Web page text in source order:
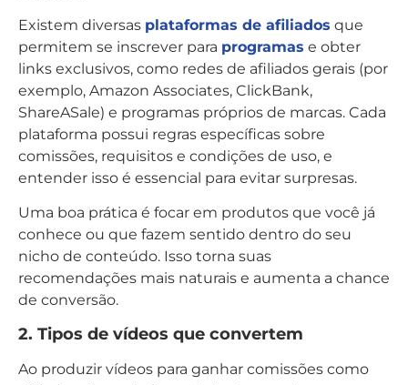
Existem diversas plataformas de afiliados que
permitem se inscrever para programas e obter
links exclusivos, como redes de afiliados gerais (por
exemplo, Amazon Associates, ClickBank,
ShareASale) e programas próprios de marcas. Cada
plataforma possui regras específicas sobre
comissões, requisitos e condições de uso, e
entender isso é essencial para evitar surpresas.
Uma boa prática é focar em produtos que você já
conhece ou que fazem sentido dentro do seu
nicho de conteúdo. Isso torna suas
recomendações mais naturais e aumenta a chance
de conversão.
2. Tipos de vídeos que convertem
Ao produzir vídeos para ganhar comissões como